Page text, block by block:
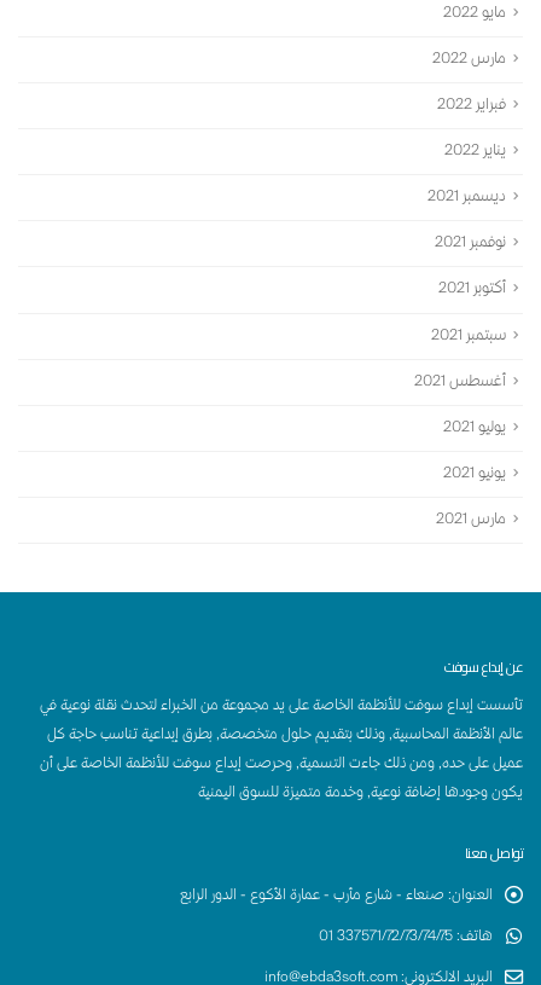
مايو 2022
مارس 2022
فبراير 2022
يناير 2022
ديسمبر 2021
نوفمبر 2021
أكتوبر 2021
سبتمبر 2021
أغسطس 2021
يوليو 2021
يونيو 2021
مارس 2021
عن إبداع سوفت
تأسست إبداع سوفت للأنظمة الخاصة على يد مجموعة من الخبراء لتحدث نقلة نوعية في
عالم الأنظمة المحاسبية, وذلك بتقديم حلول متخصصة, بطرق إبداعية تناسب حاجة كل
عميل على حده, ومن ذلك جاءت التسمية, وحرصت إبداع سوفت للأنظمة الخاصة على أن
يكون وجودها إضافة نوعية, وخدمة متميزة للسوق اليمنية
تواصل معنا
العنوان: صنعاء - شارع مأرب - عمارة الأكوع - الدور الرابع
هاتف:
337571/72/73/74/75 01
البريد الالكتروني:
info@ebda3soft.com